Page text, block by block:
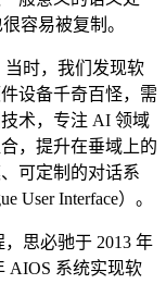
容易被复制。
时，我们发现软
设备千奇百怪，需
术，专注 AI 领域
，提升在垂域上的
可定制的对话系
User Interface）。
思必驰于 2013 年
AIOS 系统实现软